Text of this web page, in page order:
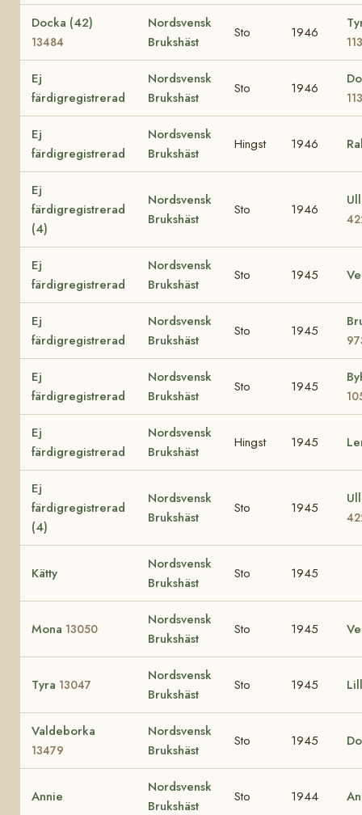
Docka (42)
13484
Nordsvensk
Brukshäst
Sto 1946
Ej
färdigregistrerad
Nordsvensk
Brukshäst
Sto 1946
Ej
färdigregistrerad
Nordsvensk
Brukshäst
Hingst 1946
Ej
färdigregistrerad
(4)
Nordsvensk
Brukshäst
Sto 1946
Ej
färdigregistrerad
Nordsvensk
Brukshäst
Sto 1945
Ej
färdigregistrerad
Nordsvensk
Brukshäst
Sto 1945
Ej
färdigregistrerad
Nordsvensk
Brukshäst
Sto 1945
Ej
färdigregistrerad
Nordsvensk
Brukshäst
Hingst 1945
Ej
färdigregistrerad
(4)
Nordsvensk
Brukshäst
Sto 1945
Kätty
Nordsvensk
Brukshäst
Sto 1945
Mona 13050
Nordsvensk
Brukshäst
Sto 1945
Tyra 13047
Nordsvensk
Brukshäst
Sto 1945
Valdeborka
13479
Nordsvensk
Brukshäst
Sto 1945
Annie
Nordsvensk
Brukshäst
Sto 1944